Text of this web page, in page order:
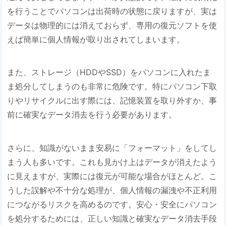
を行うことでパソコンは出荷時の状態に戻りますが、実は
データは物理的には消えておらず、専用の復元ソフトを使
えば簡単に個人情報が取り出されてしまいます。
また、ストレージ（HDDやSSD）をパソコンに入れたま
ま処分してしまうのも非常に危険です。特にパソコン下取
りやリサイクルに出す際には、記憶装置を取り外すか、事
前に確実なデータ消去を行う必要があります。
さらに、知識がないまま安易に「フォーマット」をしてし
まう人も多いです。これも見かけ上はデータが消えたよう
に見えますが、実際には復元が可能な場合がほとんど。こ
うした誤解や不十分な処理が、個人情報の漏洩や不正利用
につながるリスクを高めるのです。安心・安全にパソコン
を処分するためには、正しい知識と確実なデータ消去手段